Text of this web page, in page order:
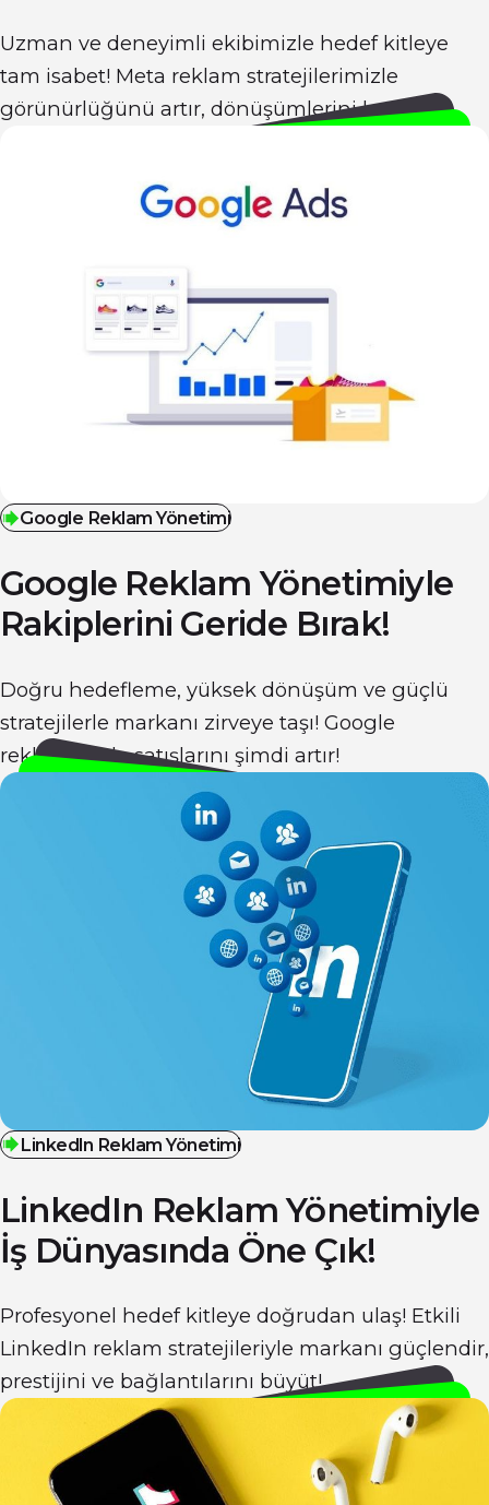
Uzman ve deneyimli ekibimizle hedef kitleye
tam isabet! Meta reklam stratejilerimizle
görünürlüğünü artır, dönüşümlerini katla!
Google Reklam Yönetimi
Google Reklam Yönetimiyle
Rakiplerini Geride Bırak!
Doğru hedefleme, yüksek dönüşüm ve güçlü
stratejilerle markanı zirveye taşı! Google
reklamlarıyla satışlarını şimdi artır!
Linkedln Reklam Yönetimi
LinkedIn Reklam Yönetimiyle
İş Dünyasında Öne Çık!
Profesyonel hedef kitleye doğrudan ulaş! Etkili
LinkedIn reklam stratejileriyle markanı güçlendir,
prestijini ve bağlantılarını büyüt!